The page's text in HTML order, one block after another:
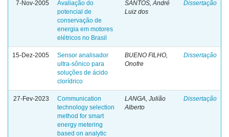
7-Nov-2005
Avaliação do
potencial de
conservação de
energia em motores
elétricos no Brasil
SANTOS, André
Luiz dos
Dissertação
15-Dez-2005
Sensor analisador
ultra-sônico para
soluções de ácido
clorídrico
BUENO FILHO,
Onofre
Dissertação
27-Fev-2023
Communication
technology selection
method for smart
energy metering
based on analytic
LANGA, Julião
Alberto
Dissertação